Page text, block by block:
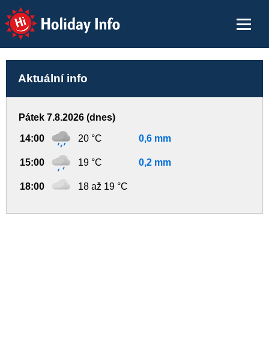
Holiday Info
Aktuální info
Pátek 7.8.2026 (dnes)
14:00 20 °C 0,6 mm
15:00 19 °C 0,2 mm
18:00 18 až 19 °C